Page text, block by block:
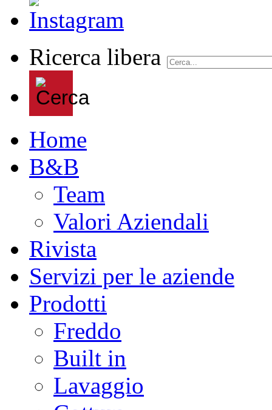
Ricerca libera
Home
B&B
Team
Valori Aziendali
Rivista
Servizi per le aziende
Prodotti
Freddo
Built in
Lavaggio